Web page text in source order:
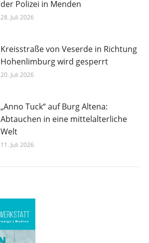
der Polizei in Menden
28. Juli 2026
Kreisstraße von Veserde in Richtung
Hohenlimburg wird gesperrt
20. Juli 2026
„Anno Tuck“ auf Burg Altena:
Abtauchen in eine mittelalterliche
Welt
11. Juli 2026